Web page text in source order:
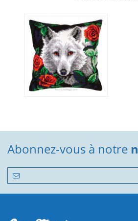
Abonnez-vous à notre